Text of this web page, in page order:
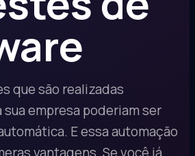
que são realizadas
sua empresa poderiam ser
E essa automação